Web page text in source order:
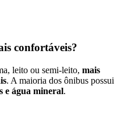
confortáveis?
leito ou semi-leito, mais
. A maioria dos ônibus possui
e água mineral.